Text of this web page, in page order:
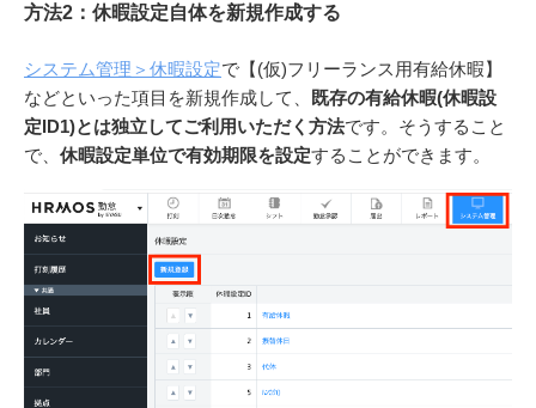
方法2：休暇設定自体を新規作成する
システム管理＞休暇設定で【(仮)フリーランス用有給休暇】
などといった項目を新規作成して、
既存の有給休暇(休暇設
定ID1)とは独立してご利用いただく方法です。そうすること
で、 休暇設定単位で有効期限を設定することができます。